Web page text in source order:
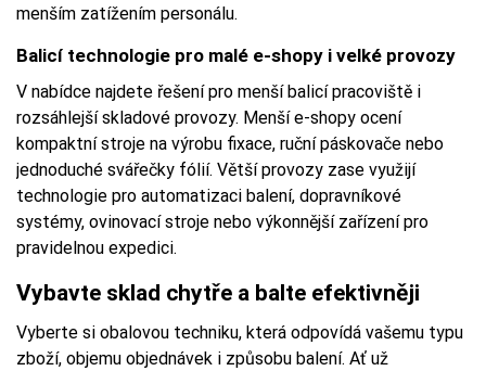
menším zatížením personálu.
Balicí technologie pro malé e-shopy i velké provozy
V nabídce najdete řešení pro menší balicí pracoviště i
rozsáhlejší skladové provozy. Menší e-shopy ocení
kompaktní stroje na výrobu fixace, ruční páskovače nebo
jednoduché svářečky fólií. Větší provozy zase využijí
technologie pro automatizaci balení, dopravníkové
systémy, ovinovací stroje nebo výkonnější zařízení pro
pravidelnou expedici.
Vybavte sklad chytře a balte efektivněji
Vyberte si obalovou techniku, která odpovídá vašemu typu
zboží, objemu objednávek i způsobu balení. Ať už